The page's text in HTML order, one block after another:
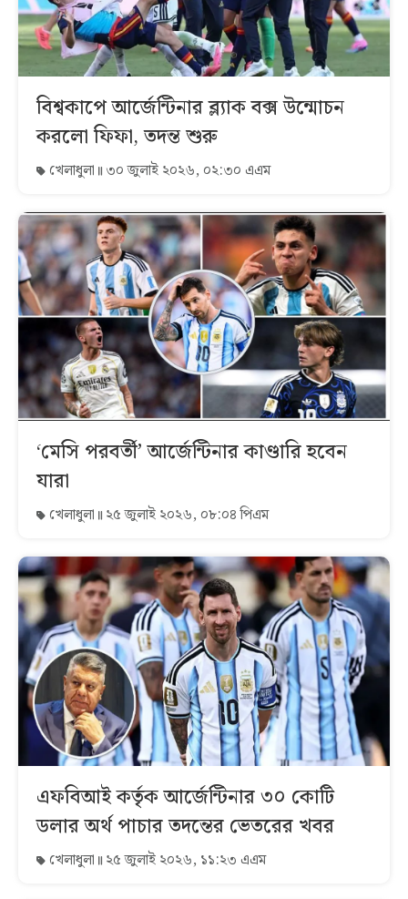
বিশ্বকাপে আর্জেন্টিনার ব্ল্যাক বক্স উন্মোচন
করলো ফিফা, তদন্ত শুরু
খেলাধুলা ৩০ জুলাই ২০২৬, ০২:৩০ এএম
‘মেসি পরবর্তী’ আর্জেন্টিনার কাণ্ডারি হবেন
যারা
খেলাধুলা ২৫ জুলাই ২০২৬, ০৮:০৪ পিএম
এফবিআই কর্তৃক আর্জেন্টিনার ৩০ কোটি
ডলার অর্থ পাচার তদন্তের ভেতরের খবর
খেলাধুলা ২৫ জুলাই ২০২৬, ১১:২৩ এএম